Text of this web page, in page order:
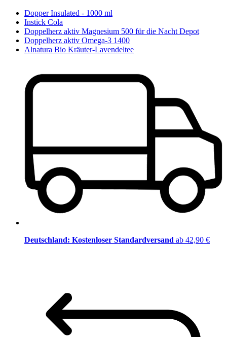
Dopper Insulated - 1000 ml
Instick Cola
Doppelherz aktiv Magnesium 500 für die Nacht Depot
Doppelherz aktiv Omega-3 1400
Alnatura Bio Kräuter-Lavendeltee
Deutschland: Kostenloser Standardversand ab 42,90 €